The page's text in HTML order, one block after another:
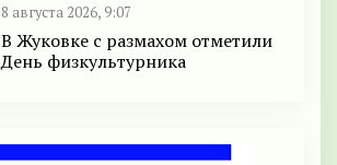
8 августа 2026, 9:07
В Жуковке с размахом отметили
День физкультурника